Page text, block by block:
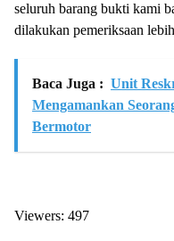
seluruh barang bukti kami
dilakukan pemeriksaan
Baca Juga : Unit
Mengamankan
Bermotor
Viewers: 497